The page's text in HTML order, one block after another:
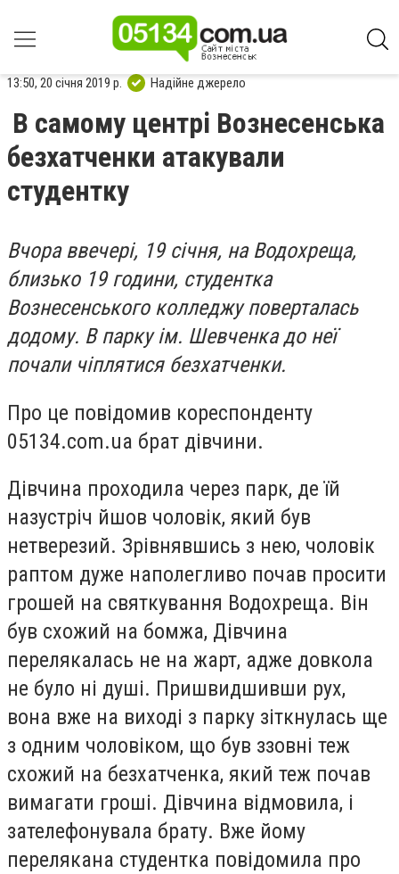
13:50, 20 січня 2019 р. Надійне джерело
В самому центрі Вознесенська
безхатченки атакували
студентку
Вчора ввечері, 19 січня, на Водохреща,
близько 19 години, студентка
Вознесенського колледжу поверталась
додому. В парку ім. Шевченка до неї
почали чіплятися безхатченки.
Про це повідомив кореспонденту
05134.com.ua брат дівчини.
Дівчина проходила через парк, де їй
назустріч йшов чоловік, який був
нетверезий. Зрівнявшись з нею, чоловік
раптом дуже наполегливо почав просити
грошей на святкування Водохреща. Він
був схожий на бомжа, Дівчина
перелякалась не на жарт, адже довкола
не було ні душі. Пришвидшивши рух,
вона вже на виході з парку зіткнулась ще
з одним чоловіком, що був ззовні теж
схожий на безхатченка, який теж почав
вимагати гроші. Дівчина відмовила, і
зателефонувала брату. Вже йому
перелякана студентка повідомила про